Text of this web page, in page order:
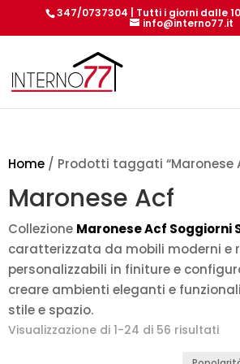
347/0737304 | Tutti i giorni dalle
info@interno77.it
Home / Prodotti taggati “Maronese
Maronese Acf
Collezione Maronese Acf Soggiorni
caratterizzata da mobili moderni e
personalizzabili in finiture e
creare ambienti eleganti e
stile e spazio.
Visualizzazione di 1-24 di 56 risultati